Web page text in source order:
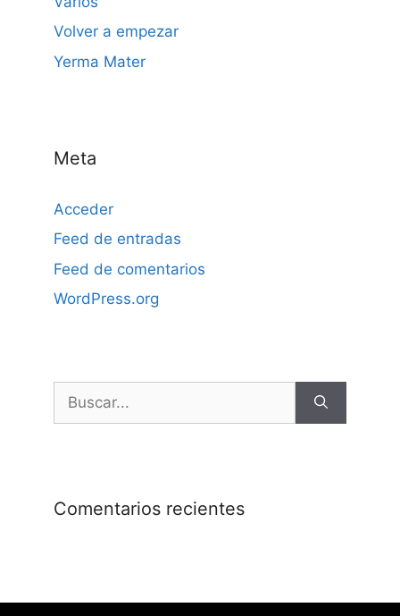
Volver a empezar
Yerma Mater
Meta
Acceder
Feed de entradas
Feed de comentarios
WordPress.org
Comentarios recientes